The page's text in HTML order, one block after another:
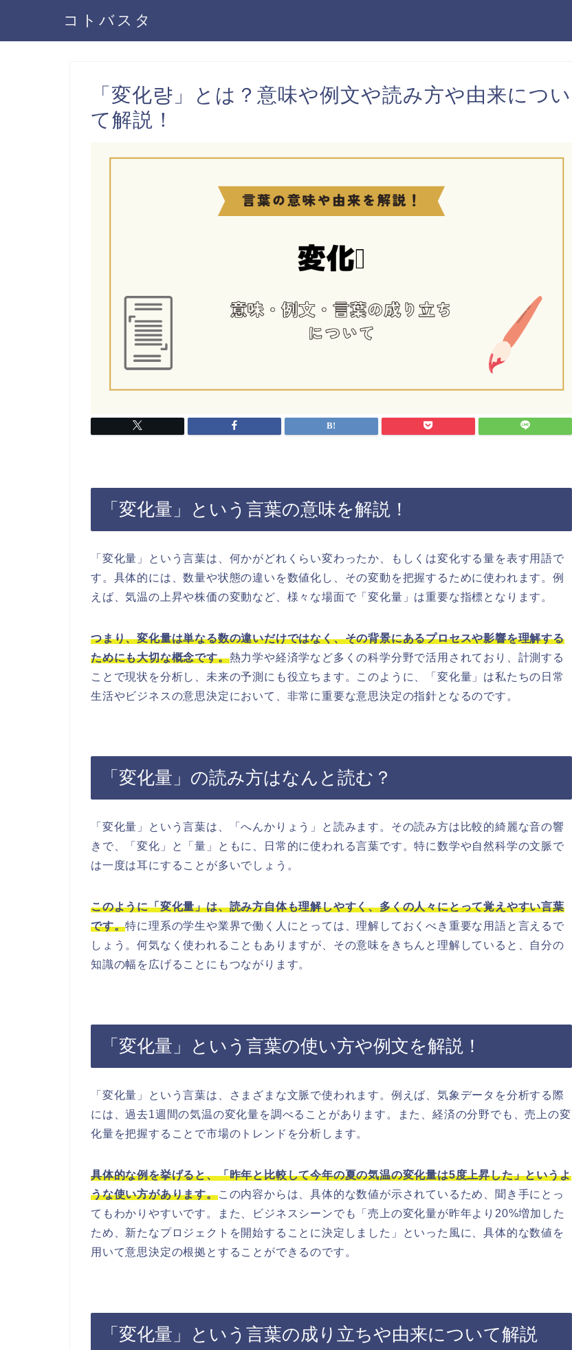
コトバスタ
「変化량」とは？意味や例文や読み方や由来につい
て解説！
「変化量」という言葉の意味を解説！
「変化量」という言葉は、何かがどれくらい変わったか、もしくは変化する量を表す用語で
す。具体的には、数量や状態の違いを数値化し、その変動を把握するために使われます。例
えば、気温の上昇や株価の変動など、様々な場面で「変化量」は重要な指標となります。
つまり、変化量は単なる数の違いだけではなく、その背景にあるプロセスや影響を理解する
ためにも大切な概念です。熱力学や経済学など多くの科学分野で活用されており、計測する
ことで現状を分析し、未来の予測にも役立ちます。このように、「変化量」は私たちの日常
生活やビジネスの意思決定において、非常に重要な意思決定の指針となるのです。
「変化量」の読み方はなんと読む？
「変化量」という言葉は、「へんかりょう」と読みます。その読み方は比較的綺麗な音の響
きで、「変化」と「量」ともに、日常的に使われる言葉です。特に数学や自然科学の文脈で
は一度は耳にすることが多いでしょう。
このように「変化量」は、読み方自体も理解しやすく、多くの人々にとって覚えやすい言葉
です。特に理系の学生や業界で働く人にとっては、理解しておくべき重要な用語と言えるで
しょう。何気なく使われることもありますが、その意味をきちんと理解していると、自分の
知識の幅を広げることにもつながります。
「変化量」という言葉の使い方や例文を解説！
「変化量」という言葉は、さまざまな文脈で使われます。例えば、気象データを分析する際
には、過去1週間の気温の変化量を調べることがあります。また、経済の分野でも、売上の変
化量を把握することで市場のトレンドを分析します。
具体的な例を挙げると、「昨年と比較して今年の夏の気温の変化量は5度上昇した」というよ
うな使い方があります。この内容からは、具体的な数値が示されているため、聞き手にとっ
てもわかりやすいです。また、ビジネスシーンでも「売上の変化量が昨年より20%増加した
ため、新たなプロジェクトを開始することに決定しました」といった風に、具体的な数値を
用いて意思決定の根拠とすることができるのです。
「変化量」という言葉の成り立ちや由来について解説